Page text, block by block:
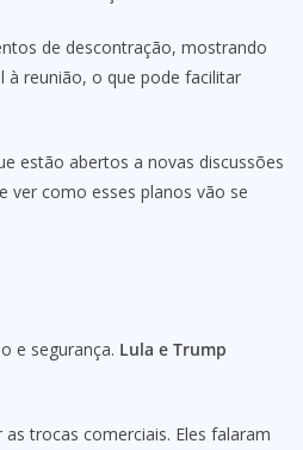
de descontração, mostrando
à reunião, o que pode facilitar
estão abertos a novas discussões
ver como esses planos vão se
e segurança. Lula e Trump
trocas comerciais. Eles falaram